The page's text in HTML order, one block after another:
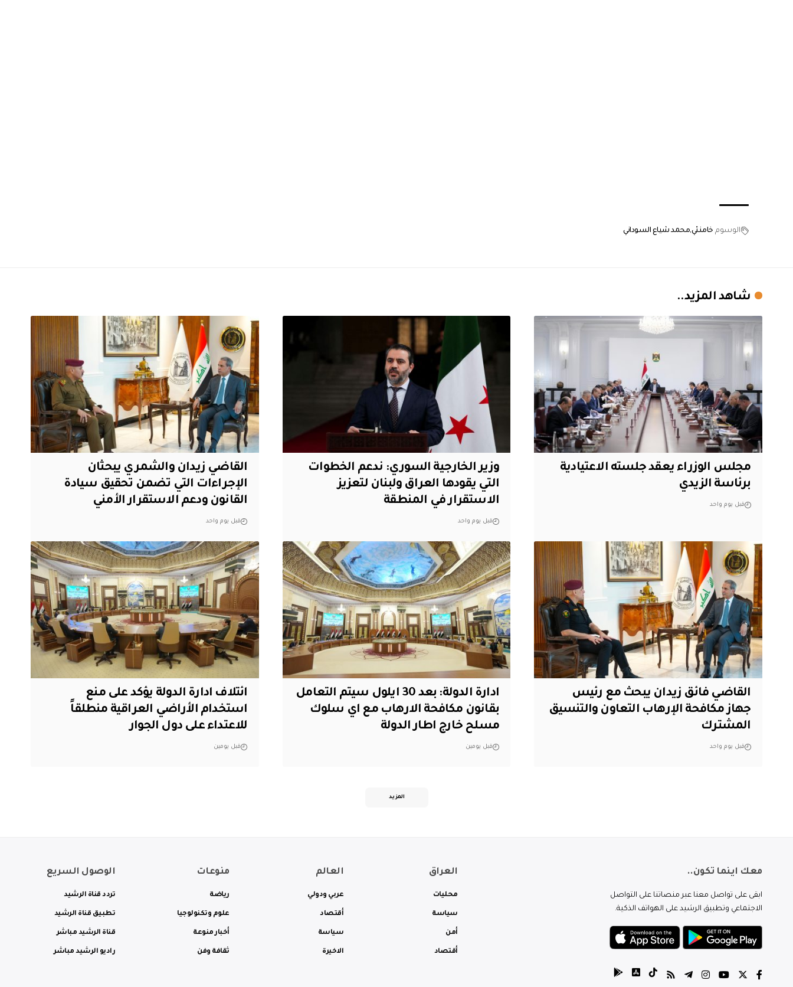
الوسوم خامنئي محمد شياع السوداني
شاهد المزيد..
مجلس الوزراء يعقد جلسته الاعتيادية
برئاسة الزيدي
قبل يوم واحد
وزير الخارجية السوري: ندعم الخطوات
التي يقودها العراق ولبنان لتعزيز
الاستقرار في المنطقة
قبل يوم واحد
القاضي زيدان والشمري يبحثان
الإجراءات التي تضمن تحقيق سيادة
القانون ودعم الاستقرار الأمني
قبل يوم واحد
القاضي فائق زيدان يبحث مع رئيس
جهاز مكافحة الإرهاب التعاون والتنسيق
المشترك
قبل يوم واحد
ادارة الدولة: بعد 30 ايلول سيتم التعامل
بقانون مكافحة الارهاب مع اي سلوك
مسلح خارج اطار الدولة
قبل يومين
ائتلاف ادارة الدولة يؤكد على منع
استخدام الأراضي العراقية منطلقاً
للاعتداء على دول الجوار
قبل يومين
المزيد
معك اينما تكون..
ابقى على تواصل معنا عبر منصاتنا على التواصل
الاجتماعي وتطبيق الرشيد على الهواتف الذكية.
العراق
محليات
سياسة
أمن
أقتصاد
العالم
عربي ودولي
أقتصاد
سياسة
الاخيرة
منوعات
رياضة
علوم وتكنولوجيا
أخبار منوعة
ثقافة وفن
الوصول السريع
تردد قناة الرشيد
تطبيق قناة الرشيد
قناة الرشيد مباشر
راديو الرشيد مباشر